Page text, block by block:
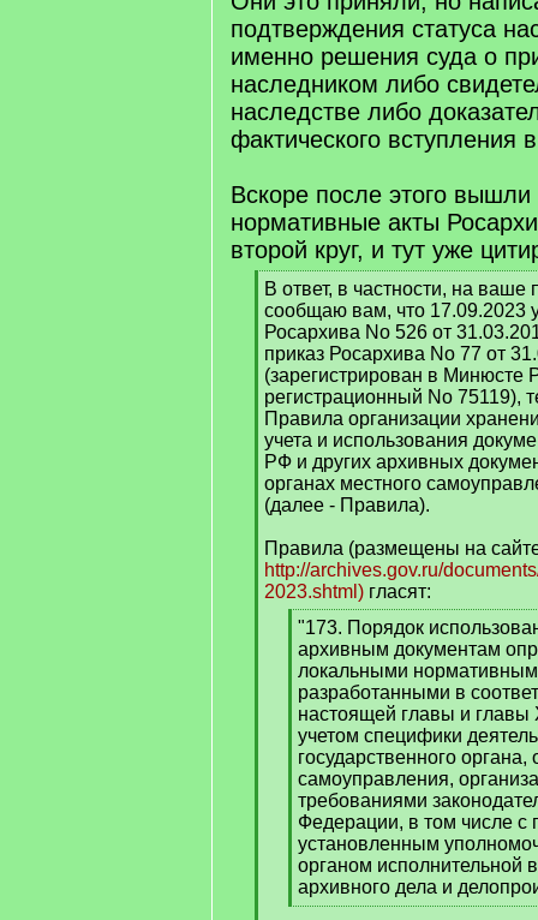
подтверждения статуса
именно решения суда о
наследником либо
наследстве либо
фактического вступления
Вскоре после этого
нормативные акты
второй круг, и тут уже
[
q
]
В ответ, в частности, на ваше
сообщаю вам, что 17.09.2023
Росархива No 526 от
приказ Росархива No 77 от
(зарегистрирован в Минюсте
регистрационный No 75119),
Правила организации
учета и использования
РФ и других архивных
органах местного
(далее - Правила).
Правила (размещены на
http://archives.gov.ru/
2023.shtml) гласят:
[
q
]
"173. Порядок
архивным документам
локальными
разработанными в
настоящей главы и главы
учетом специфики
государственного органа,
самоуправления,
требованиями
Федерации, в том числе с
установленным
органом исполнительной
архивного дела и
[